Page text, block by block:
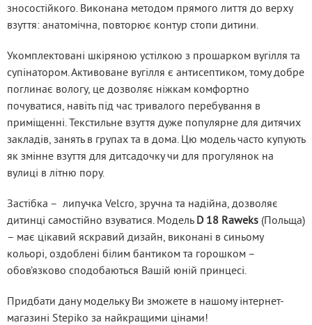
зносостійкого. Виконана методом прямого лиття до верху
взуття: анатомічна, повторює контур стопи дитини.
Укомплектовані шкіряною устілкою з прошарком вугілля та
супінатором. Активоване вугілля є антисептиком, тому добре
поглинає вологу, це дозволяє ніжкам комфортно
почуватися, навіть під час тривалого перебування в
приміщенні. Текстильне взуття дуже популярне для дитячих
закладів, занять в групах та в дома. Цю модель часто купують
як змінне взуття для дитсадочку чи для прогулянок на
вулиці в літню пору.
Застібка –  липучка Velcro, зручна та надійна, дозволяє
дитинці самостійно взуватися. Модель D 18 Raweks (Польща)
– має цікавий яскравий дизайн, виконані в синьому
кольорі, оздоблені білим бантиком та горошком –
обов’язково сподобаються Вашій юній принцесі.
Придбати дану модельку Ви зможете в нашому інтернет-
магазині Stepiko за найкращими цінами!